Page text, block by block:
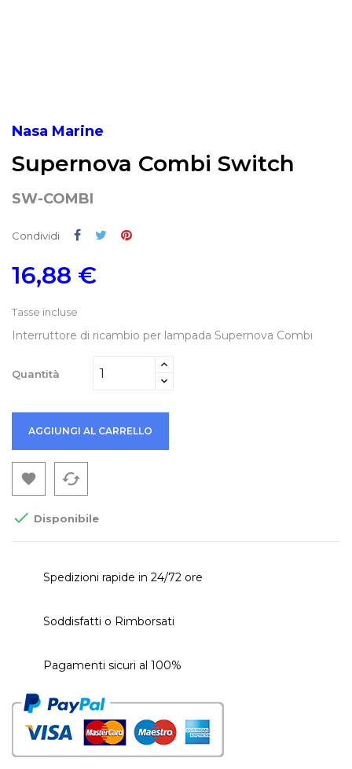
Nasa Marine
Supernova Combi Switch
SW-COMBI
Condividi Condividi
Twitta
16,88 €
Tasse incluse
Interruttore di ricambio per lampada Supernova Combi
Quantità
AGGIUNGI AL CARRELLO
 cached
 Disponibile
Spedizioni rapide in 24/72 ore
Soddisfatti o Rimborsati
Pagamenti sicuri al 100%